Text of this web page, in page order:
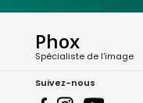
Phox
Spécialiste de l'image
Suivez-nous